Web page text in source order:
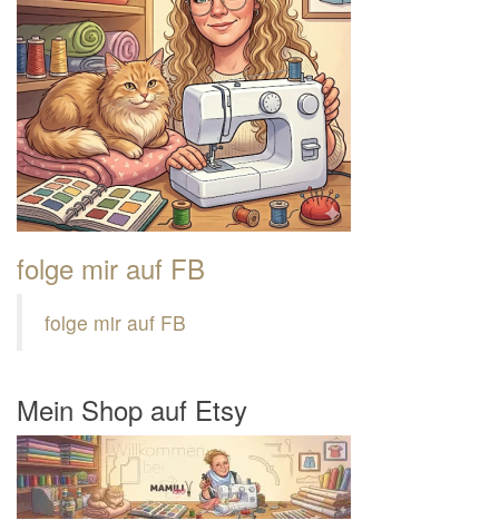
folge mir auf FB
folge mir auf FB
Mein Shop auf Etsy